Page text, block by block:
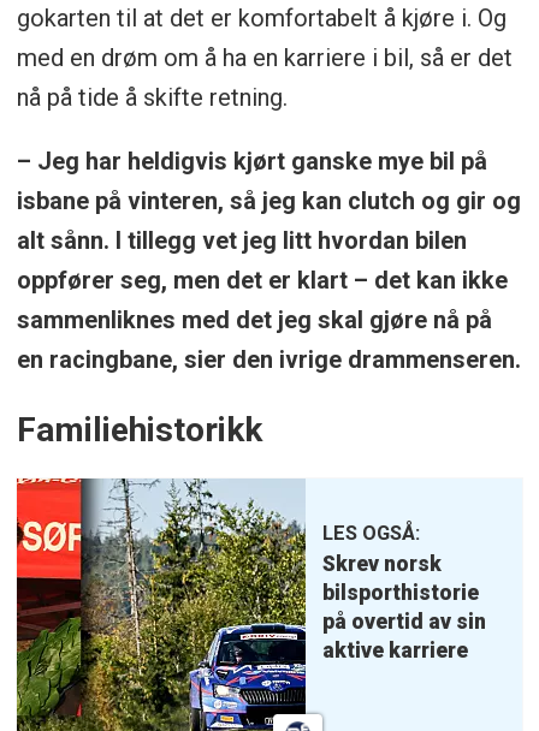
gokarten til at det er komfortabelt å kjøre i. Og
med en drøm om å ha en karriere i bil, så er det
nå på tide å skifte retning.
– Jeg har heldigvis kjørt ganske mye bil på
isbane på vinteren, så jeg kan clutch og gir og
alt sånn. I tillegg vet jeg litt hvordan bilen
oppfører seg, men det er klart – det kan ikke
sammenliknes med det jeg skal gjøre nå på
en racingbane, sier den ivrige drammenseren.
Familiehistorikk
LES OGSÅ:
Skrev norsk
bilsporthistorie
på overtid av sin
aktive karriere